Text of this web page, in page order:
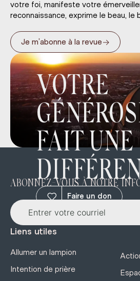
votre foi, manifeste votre
reconnaissance, exprime le beau, le
Je m’abonne à la revue→
VOTRE
FAIT UNE
Faire un don
ABONNEZ-VOUS À NOTRE
Liens utiles
Allumer un lampion
Intention de prière